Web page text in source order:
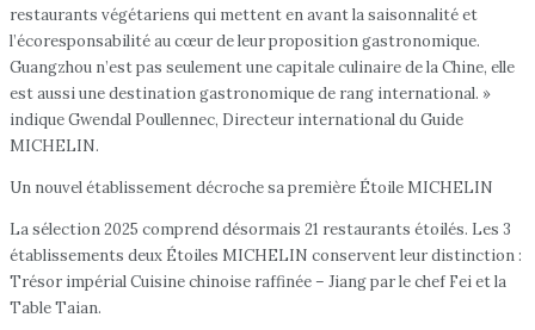
restaurants végétariens qui mettent en avant la saisonnalité et
l’écoresponsabilité au cœur de leur proposition gastronomique.
Guangzhou n’est pas seulement une capitale culinaire de la Chine, elle
est aussi une destination gastronomique de rang international. »
indique Gwendal Poullennec, Directeur international du Guide
MICHELIN.
Un nouvel établissement décroche sa première Étoile MICHELIN
La sélection 2025 comprend désormais 21 restaurants étoilés. Les 3
établissements deux Étoiles MICHELIN conservent leur distinction :
Trésor impérial Cuisine chinoise raffinée – Jiang par le chef Fei et la
Table Taian.